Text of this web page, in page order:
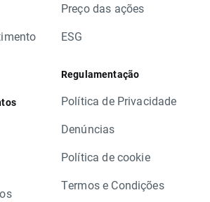
Preço das ações
ESG
Regulamentação
Política de Privacidade
Denúncias
Política de cookie
Termos e Condições